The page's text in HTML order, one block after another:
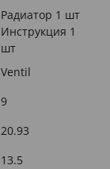
Радиатор 1 шт
Инструкция 1
шт
Ventil
9
20.93
13.5